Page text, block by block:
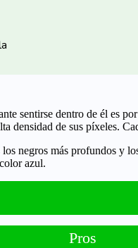
sentirse dentro de él es
densidad de sus píxeles.
los negros más profundos y
azul.
Pros